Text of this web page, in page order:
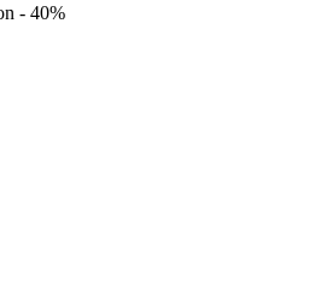
- 40%